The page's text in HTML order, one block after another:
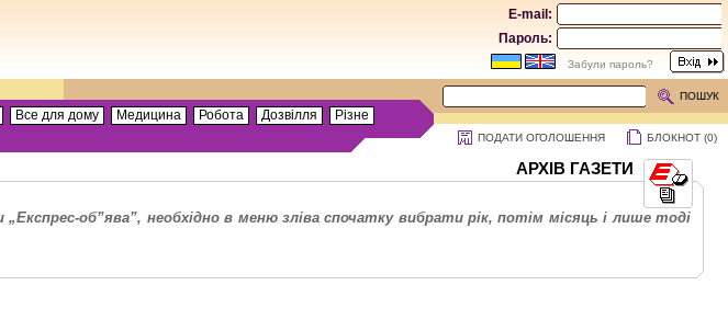
E-mail:
Пароль:
Забули пароль?
ПОШУК
Все для дому Медицина Робота Дозвілля
Різне
ПОДАТИ ОГОЛОШЕННЯ БЛОКНОТ (0)
АРХІВ ГАЗЕТИ
об”ява”, необхідно в меню зліва спочатку вибрати рік, потім місяць і лише тоді